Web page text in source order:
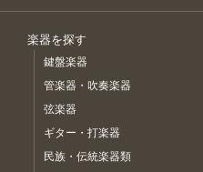
楽器を探す
鍵盤楽器
管楽器・吹奏楽器
弦楽器
ギター・打楽器
民族・伝統楽器類